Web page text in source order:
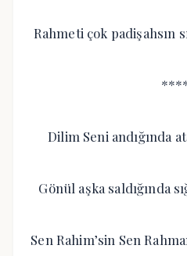
Rahmeti çok padişahsın
Dilim Seni andığında
Gönül aşka saldığında
Sen Rahim’sin Sen